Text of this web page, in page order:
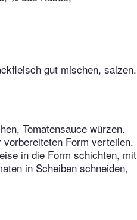
gut mischen, salzen.
Tomatensauce würzen.
vorbereiteten Form verteilen.
in die Form schichten, mit
in Scheiben schneiden,